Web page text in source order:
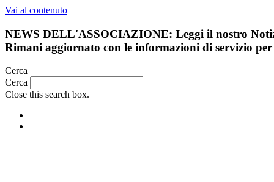
Vai al contenuto
NEWS DELL'ASSOCIAZIONE: Leggi il nostro
Rimani aggiornato con le informazioni di servizio per
Cerca
Cerca
Close this search box.